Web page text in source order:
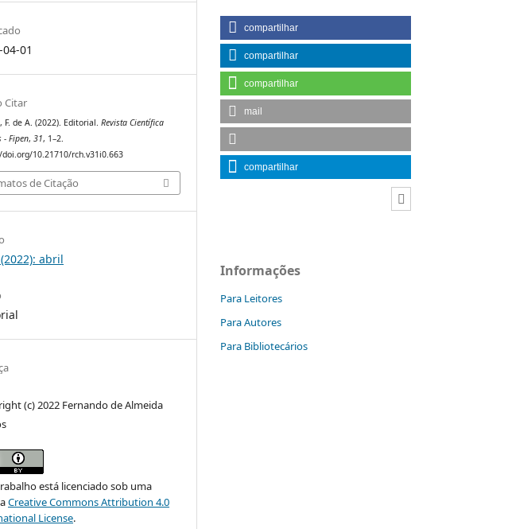
01
Citar
F. de A. (2022). Editorial.Revista Científica
- Fipen,31, 1–2.
10.21710/rch.v31i0.663
de Citação
abril
(c) 2022 Fernando de Almeida
está licenciado sob uma
Creative Commons Attribution 4.0
License.
compartilhar
compartilhar
compartilhar
mail
compartilhar
Informações
Para Leitores
Para Autores
Para Bibliotecários